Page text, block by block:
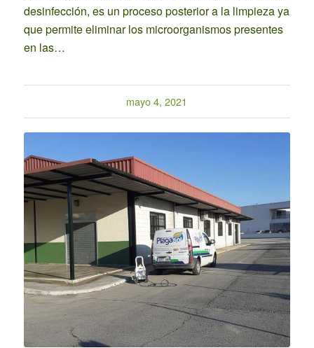
desinfección, es un proceso posterior a la limpieza ya
que permite eliminar los microorganismos presentes
en las…
mayo 4, 2021